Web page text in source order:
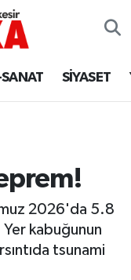
SANAT SİYASET
2026'da 5.8
kabuğunun
tsunami